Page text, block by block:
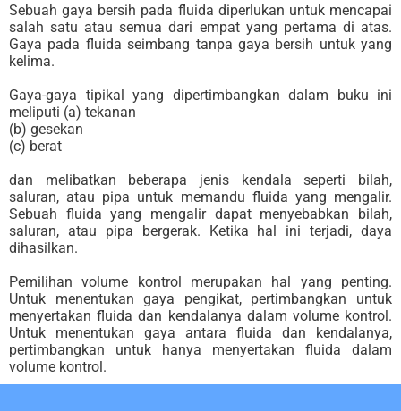
Sebuah gaya bersih pada fluida diperlukan untuk mencapai
salah satu atau semua dari empat yang pertama di atas.
Gaya pada fluida seimbang tanpa gaya bersih untuk yang
kelima.
Gaya-gaya tipikal yang dipertimbangkan dalam buku ini
meliputi (a) tekanan
(b) gesekan
(c) berat
dan melibatkan beberapa jenis kendala seperti bilah,
saluran, atau pipa untuk memandu fluida yang mengalir.
Sebuah fluida yang mengalir dapat menyebabkan bilah,
saluran, atau pipa bergerak. Ketika hal ini terjadi, daya
dihasilkan.
Pemilihan volume kontrol merupakan hal yang penting.
Untuk menentukan gaya pengikat, pertimbangkan untuk
menyertakan fluida dan kendalanya dalam volume kontrol.
Untuk menentukan gaya antara fluida dan kendalanya,
pertimbangkan untuk hanya menyertakan fluida dalam
volume kontrol.